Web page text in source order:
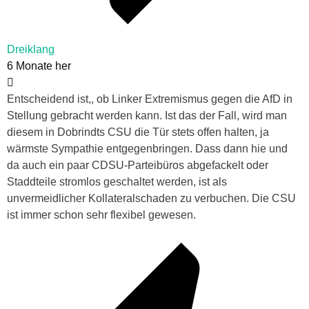
Dreiklang
6 Monate her
Entscheidend ist,, ob Linker Extremismus gegen die AfD in
Stellung gebracht werden kann. Ist das der Fall, wird man
diesem in Dobrindts CSU die Tür stets offen halten, ja
wärmste Sympathie entgegenbringen. Dass dann hie und
da auch ein paar CDSU-Parteibüros abgefackelt oder
Staddteile stromlos geschaltet werden, ist als
unvermeidlicher Kollateralschaden zu verbuchen. Die CSU
ist immer schon sehr flexibel gewesen.